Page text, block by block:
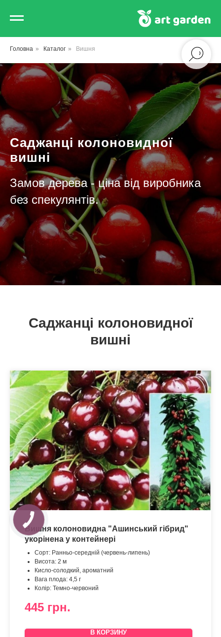
Головна » Каталог » Вишня
Саджанці колоновидної
вишні
Замов дерева - ціна від виробника
без спекулянтів.
Саджанці колоновидної
вишні
Вишня колоновидна "Ашинський гібрид"
укорінена у контейнері
Сорт: Ранньо-середній (червень-липень)
Висота: 2 м
Кисло-солодкий, ароматний
Вага плода: 4,5 г
Колір: Темно-червоний
445 грн.
В КОРЗИНУ